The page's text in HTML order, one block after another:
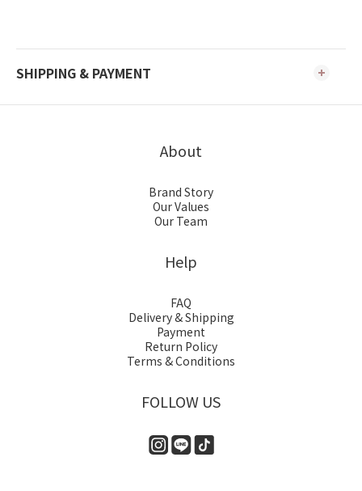
SHIPPING & PAYMENT
About
Brand Story
Our Values
Our Team
Help
FAQ
Delivery & Shipping
Payment
Return Policy
Terms & Conditions
FOLLOW US